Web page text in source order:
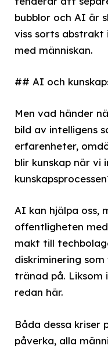
bubblor och AI är
viss sorts
med människan.
## AI och
Men vad händer
bild av intelligens
erfarenheter,
blir kunskap när
AI kan hjälpa oss,
offentligheten
makt till
diskriminering
tränad på. Liksom
redan här.
Båda dessa kriser
påverka, alla